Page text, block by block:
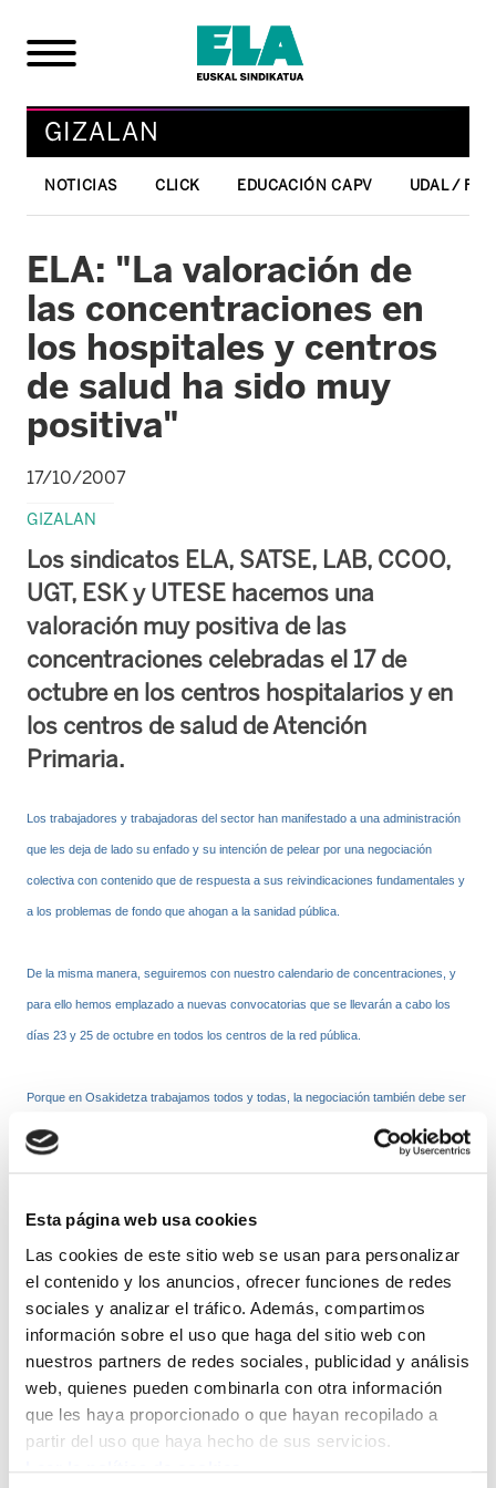
Esta página web usa cookies
Las cookies de este sitio web se usan para personalizar
el contenido y los anuncios, ofrecer funciones de redes
sociales y analizar el tráfico. Además, compartimos
información sobre el uso que haga del sitio web con
nuestros partners de redes sociales, publicidad y análisis
web, quienes pueden combinarla con otra información
que les haya proporcionado o que hayan recopilado a
partir del uso que haya hecho de sus servicios.
GIZALAN
NOTICIAS CLICK EDUCACIÓN CAPV UDAL /
ELA: "La valoración de
las concentraciones en
los hospitales y centros
de salud ha sido muy
positiva"
17/10/2007
GIZALAN
Los sindicatos ELA, SATSE, LAB, CCOO,
UGT, ESK y UTESE hacemos una
valoración muy positiva de las
concentraciones celebradas el 17 de
octubre en los centros hospitalarios y en
los centros de salud de Atención
Primaria.
Los trabajadores y trabajadoras del sector han manifestado a una administración
que les deja de lado su enfado y su intención de pelear por una negociación
colectiva con contenido que de respuesta a sus reivindicaciones fundamentales y
a los problemas de fondo que ahogan a la sanidad pública.
De la misma manera, seguiremos con nuestro calendario de concentraciones, y
para ello hemos emplazado a nuevas convocatorias que se llevarán a cabo los
días 23 y 25 de octubre en todos los centros de la red pública.
Porque en Osakidetza trabajamos todos y todas, la negociación también debe ser
para todos y todas.
DATOS DE LAS CONCENTRACIONES MÁS DESTACADAS
BIZKAIA
HOSPITAL CRUCES 500 langile
HOSPITA GALDAKAO 350 langile